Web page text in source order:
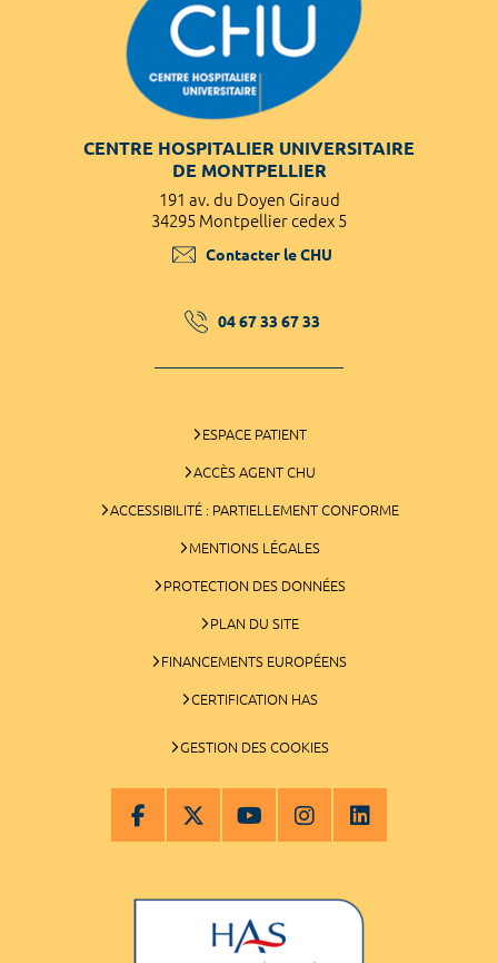
CENTRE HOSPITALIER UNIVERSITAIRE
DE MONTPELLIER
191 av. du Doyen Giraud
34295 Montpellier cedex 5
Contacter le CHU
04 67 33 67 33
ESPACE PATIENT
ACCÈS AGENT CHU
ACCESSIBILITÉ : PARTIELLEMENT CONFORME
MENTIONS LÉGALES
PROTECTION DES DONNÉES
PLAN DU SITE
FINANCEMENTS EUROPÉENS
CERTIFICATION HAS
GESTION DES COOKIES